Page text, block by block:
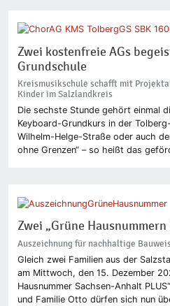
Zwei kostenfreie AGs
Grundschule
Kreismusikschule schafft mit
Kinder im Salzlandkreis
Die sechste Stunde gehört einmal
Keyboard-Grundkurs in der
Wilhelm-Helge-Straße oder auch
ohne Grenzen“ – so heißt das
Zwei „Grüne
Auszeichnung für nachhaltige
Gleich zwei Familien aus der
am Mittwoch, den 15. Dezember
Hausnummer Sachsen-Anhalt
und Familie Otto dürfen sich nun